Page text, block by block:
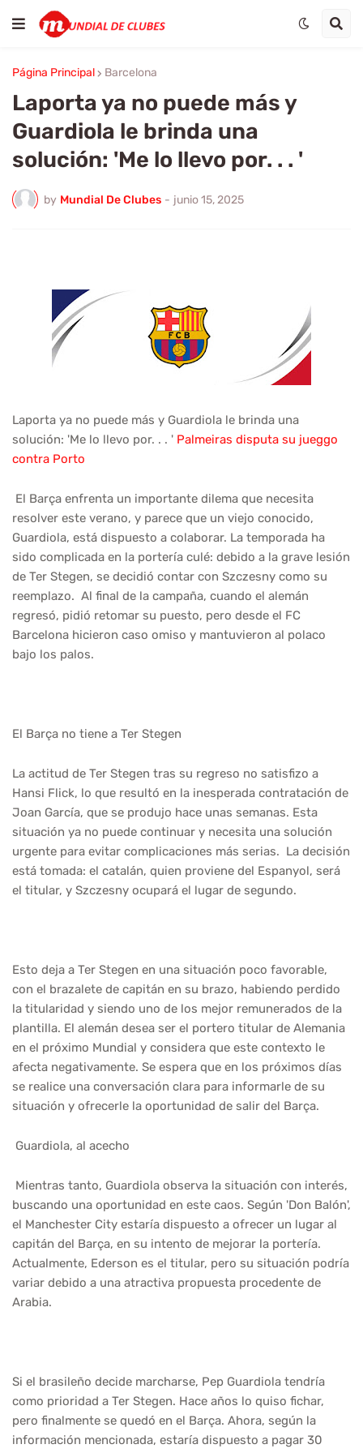
Página Principal Barcelona
Laporta ya no puede más y
Guardiola le brinda una
solución: 'Me lo llevo por. . . '
by Mundial De Clubes - junio 15, 2025
Laporta ya no puede más y Guardiola le brinda una
solución: 'Me lo llevo por. . . ' Palmeiras disputa su jueggo
contra Porto
El Barça enfrenta un importante dilema que necesita
resolver este verano, y parece que un viejo conocido,
Guardiola, está dispuesto a colaborar. La temporada ha
sido complicada en la portería culé: debido a la grave lesión
de Ter Stegen, se decidió contar con Szczesny como su
reemplazo. Al final de la campaña, cuando el alemán
regresó, pidió retomar su puesto, pero desde el FC
Barcelona hicieron caso omiso y mantuvieron al polaco
bajo los palos.
El Barça no tiene a Ter Stegen
La actitud de Ter Stegen tras su regreso no satisfizo a
Hansi Flick, lo que resultó en la inesperada contratación de
Joan García, que se produjo hace unas semanas. Esta
situación ya no puede continuar y necesita una solución
urgente para evitar complicaciones más serias. La decisión
está tomada: el catalán, quien proviene del Espanyol, será
el titular, y Szczesny ocupará el lugar de segundo.
Esto deja a Ter Stegen en una situación poco favorable,
con el brazalete de capitán en su brazo, habiendo perdido
la titularidad y siendo uno de los mejor remunerados de la
plantilla. El alemán desea ser el portero titular de Alemania
en el próximo Mundial y considera que este contexto le
afecta negativamente. Se espera que en los próximos días
se realice una conversación clara para informarle de su
situación y ofrecerle la oportunidad de salir del Barça.
Guardiola, al acecho
Mientras tanto, Guardiola observa la situación con interés,
buscando una oportunidad en este caos. Según 'Don Balón',
el Manchester City estaría dispuesto a ofrecer un lugar al
capitán del Barça, en su intento de mejorar la portería.
Actualmente, Ederson es el titular, pero su situación podría
variar debido a una atractiva propuesta procedente de
Arabia.
Si el brasileño decide marcharse, Pep Guardiola tendría
como prioridad a Ter Stegen. Hace años lo quiso fichar,
pero finalmente se quedó en el Barça. Ahora, según la
información mencionada, estaría dispuesto a pagar 30